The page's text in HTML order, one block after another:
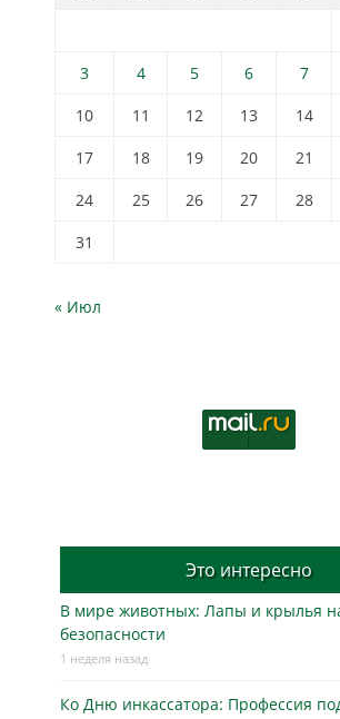
3
4 5 6 7
10
11 12 13 14
17
18 19 20 21
24
25 26 27 28
31
« Июл
Это интересно
В мире животных: Лапы и крылья
безопасности
1 неделя назад
Ко Дню инкассатора: Профессия